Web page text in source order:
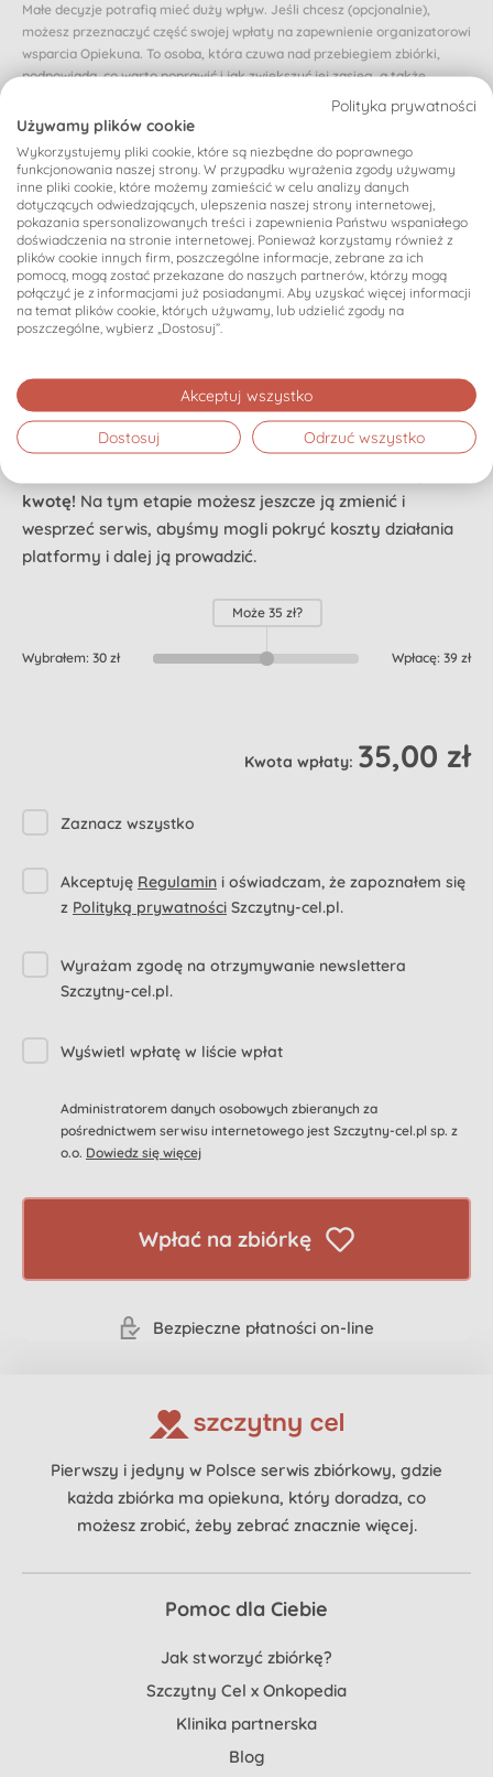
Małe decyzje potrafią mieć duży wpływ. Jeśli chcesz (opcjonalnie),
możesz przeznaczyć część swojej wpłaty na zapewnienie organizatorowi
wsparcia Opiekuna. To osoba, która czuwa nad przebiegiem zbiórki,
podpowiada, co warto poprawić i jak zwiększyć jej zasięg, a także
Dzięki Opiekunowi organizator nie zostaje sam i otrzymuje realne
wsparcie na każdym etapie. Dzięki temu osoba, której dotyczy zbiórka,
może poczuć się naprawdę zaopiekowana.
Czy chcesz przeznaczyć proponowaną (domyślnie wybraną) część swojej
wpłaty na zapewnienie zbiórce Opiekuna? Jeśli nie, możesz wybrać inną
kwotę.
0 zł - może innym razem
Wybrana kwota: 30,00 zł
kwotę! Na tym etapie możesz jeszcze ją zmienić i
wesprzeć serwis, abyśmy mogli pokryć koszty działania
platformy i dalej ją prowadzić.
Wybrałem: 30 zł
Może 35 zł?
Wpłacę: 39 zł
Kwota wpłaty: 35,00 zł
Zaznacz wszystko
Akceptuję Regulamin i oświadczam, że zapoznałem się
z Polityką prywatności Szczytny-cel.pl.
Wyrażam zgodę na otrzymywanie newslettera
Szczytny-cel.pl.
Wyświetl wpłatę w liście wpłat
Administratorem danych osobowych zbieranych za
pośrednictwem serwisu internetowego jest Szczytny-cel.pl sp. z
o.o. Dowiedz się więcej
Wpłać na zbiórkę
Bezpieczne płatności on-line
Pierwszy i jedyny w Polsce serwis zbiórkowy, gdzie
każda zbiórka ma opiekuna, który doradza, co
możesz zrobić, żeby zebrać znacznie więcej.
Pomoc dla Ciebie
Jak stworzyć zbiórkę?
Szczytny Cel x Onkopedia
Klinika partnerska
Blog
Polityka prywatności
Używamy plików cookie
Wykorzystujemy pliki cookie, które są niezbędne do poprawnego
funkcjonowania naszej strony. W przypadku wyrażenia zgody używamy
inne pliki cookie, które możemy zamieścić w celu analizy danych
dotyczących odwiedzających, ulepszenia naszej strony internetowej,
pokazania spersonalizowanych treści i zapewnienia Państwu wspaniałego
doświadczenia na stronie internetowej. Ponieważ korzystamy również z
plików cookie innych firm, poszczególne informacje, zebrane za ich
pomocą, mogą zostać przekazane do naszych partnerów, którzy mogą
połączyć je z informacjami już posiadanymi. Aby uzyskać więcej informacji
na temat plików cookie, których używamy, lub udzielić zgody na
poszczególne, wybierz „Dostosuj”.
Akceptuj wszystko
Dostosuj Odrzuć wszystko